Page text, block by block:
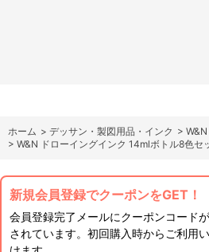
ホーム > デッサン・製図用品・インク >
> W&N ドローイングインク 14mlボトル8色セ
新規会員登録でクーポンをGET！
会員登録完了メールにクーポンコード
されています。初回購入時からご利用